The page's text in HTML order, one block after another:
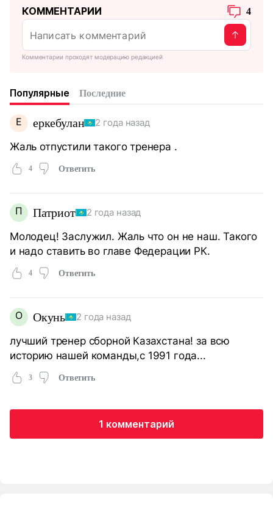
КОММЕНТАРИИ 4
Комментарии проходят модерацию редакцией
Популярные Последние
Е еркебулан 2 года назад
Жаль отпустили такого тренера .
4 Ответить
П Патриот 2 года назад
Молодец! Заслужил. Жаль что он не наш. Такого
и надо ставить во главе Федерации РК.
4 Ответить
О Окунь 2 года назад
лучший тренер сборной Казахстана! за всю
историю нашей команды,с 1991 года...
3 Ответить
1 комментарий